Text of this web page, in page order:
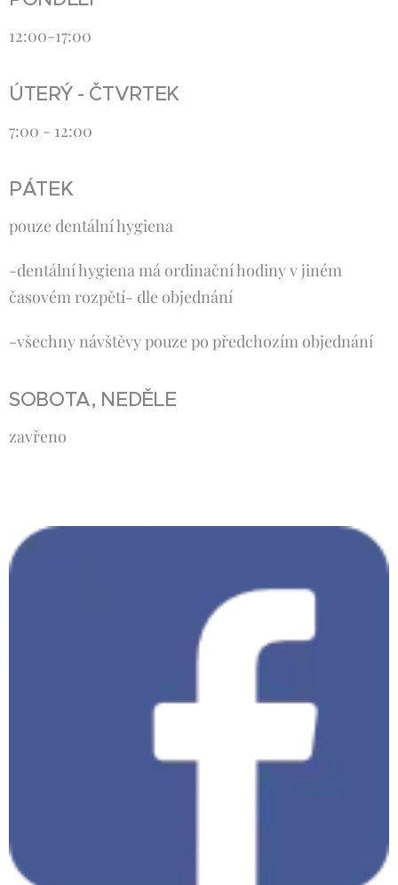
12:00-17:00
ÚTERÝ - ČTVRTEK
7:00 - 12:00
PÁTEK
pouze dentální hygiena
-dentální hygiena má ordinační hodiny v jiném
časovém rozpětí- dle objednání
-všechny návštěvy pouze po předchozím objednání
SOBOTA, NEDĚLE
zavřeno